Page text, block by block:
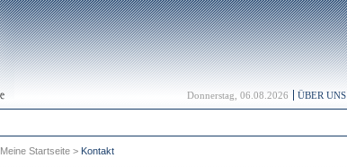
Donnerstag, 06.08.2026 ÜBER UNS
Meine Startseite > Kontakt